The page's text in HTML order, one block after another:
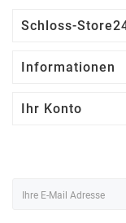
Schloss-
Informationen
Ihr Konto